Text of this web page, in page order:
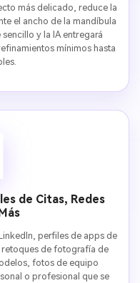
más delicado, reduce la
el ancho de la mandíbula
y la IA entregará
mínimos hasta
de Citas, Redes
perfiles de apps de
retoques de fotografía de
fotos de equipo
o profesional que se